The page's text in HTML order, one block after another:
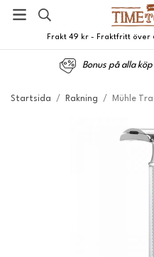
Frakt 49 kr - Fraktfritt över
Bonus på alla
Startsida / Rakning / Mühle